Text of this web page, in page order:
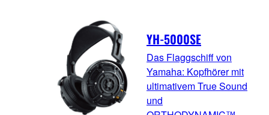
YH-5000SE
Das Flaggschiff von
Yamaha: Kopfhörer mit
ultimativem True Sound
und